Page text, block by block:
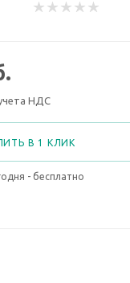
НДС
В 1 КЛИК
- бесплатно